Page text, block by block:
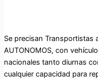
Se precisan Transportistas
AUTONOMOS, con
nacionales tanto diurnas
cualquier capacidad para